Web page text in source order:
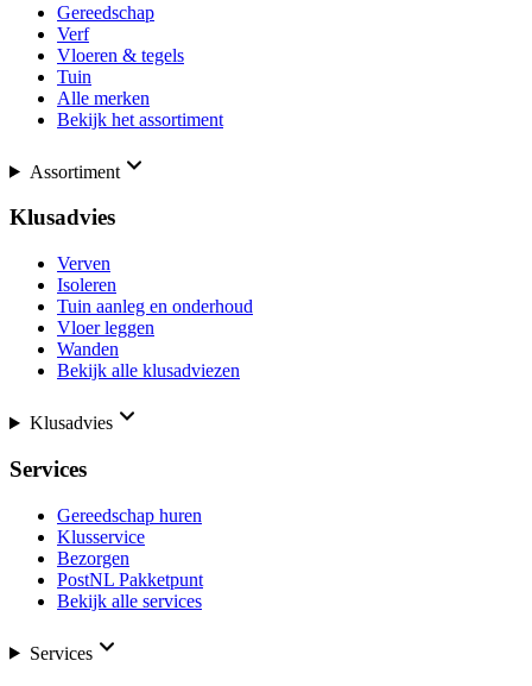
Gereedschap
Verf
Vloeren & tegels
Tuin
Alle merken
Bekijk het assortiment
Assortiment
Klusadvies
Verven
Isoleren
Tuin aanleg en onderhoud
Vloer leggen
Wanden
Bekijk alle klusadviezen
Klusadvies
Services
Gereedschap huren
Klusservice
Bezorgen
PostNL Pakketpunt
Bekijk alle services
Services